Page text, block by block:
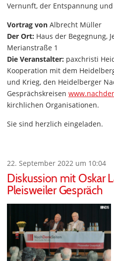
Vernunft, der Entspannung
Vortrag von Albrecht Müller
Der Ort: Haus der Begegnung,
Merianstraße 1
Die Veranstalter: paxchristi
Kooperation mit dem
und Krieg, den Heidelberger
Gesprächskreisen
kirchlichen Organisationen.
Sie sind herzlich eingeladen.
22. September 2022 um 10:04
Diskussion mit Oskar
Pleisweiler Gespräch